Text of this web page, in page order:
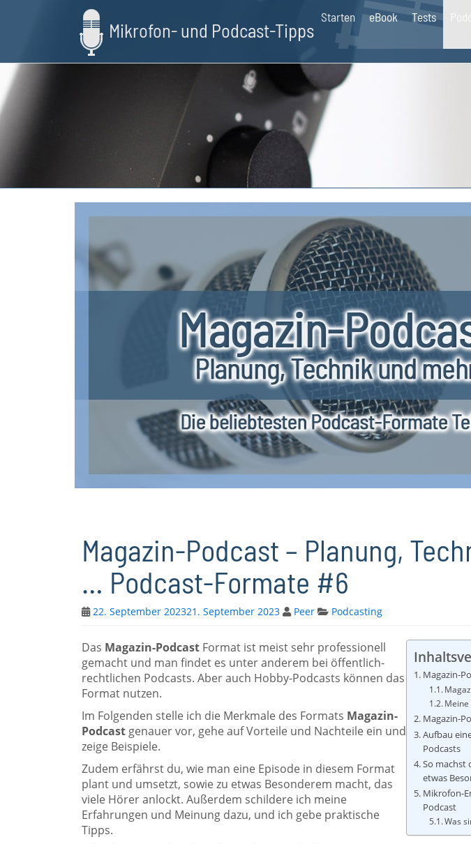
Mikrofon- und Podcast-Tipps
Starten eBook Tests
Magazin-Podcast – Planung,
… Podcast-Formate #6
22. September 202321. September 2023 Peer Podcasting
Magazin-
Magazin-
Aufbau
Podcasts
So machst
etwas
Mikrofon-
Podcast
Was
Das Magazin-Podcast Format ist meist sehr professionell
gemacht und man findet es unter anderem bei öffentlich-
rechtlichen Podcasts. Aber auch Hobby-Podcasts können das
Format nutzen.
Im Folgenden stelle ich die Merkmale des Formats Magazin-
Podcast genauer vor, gehe auf Vorteile und Nachteile ein und
zeige Beispiele.
Zudem erfährst du, wie man eine Episode in diesem Format
plant und umsetzt, sowie zu etwas Besonderem macht, das
viele Hörer anlockt. Außerdem schildere ich meine
Erfahrungen und Meinung dazu, und ich gebe praktische
Tipps.